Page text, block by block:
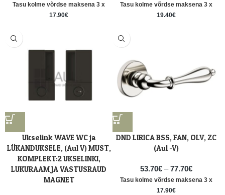
Tasu kolme võrdse maksena 3 x
19.40€
Tasu kolme võrdse maksena 3 x
17.90€
DND LIRICA BSS, FAN, OLV, ZC
(Aul -V)
53.70€ – 77.70€
Tasu kolme võrdse maksena 3 x
17.90€
Ukselink WAVE WC ja
LÜKANDUKSELE, (Aul V) MUST,
KOMPLEKT:2 UKSELINKI,
LUKURAAM JA VASTUSRAUD
MAGNET